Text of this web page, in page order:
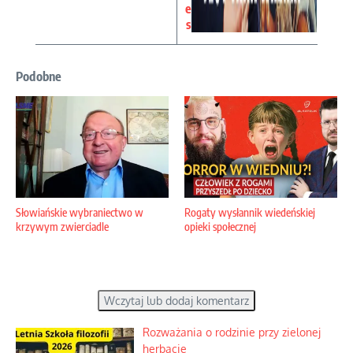
e
s
Podobne
Słowiańskie wybraniectwo w
krzywym zwierciadle
Rogaty wysłannik wiedeńskiej
opieki społecznej
Wczytaj lub dodaj komentarz
Rozważania o rodzinie przy zielonej
herbacie